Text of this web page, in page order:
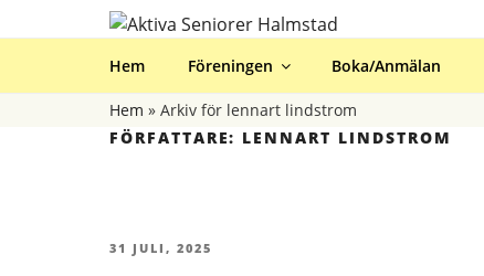
till
AKTIVA
Hem Föreningen Boka/Anmälan
Hem » Arkiv för lennart lindstrom
FÖRFATTARE: LENNART LINDSTROM
PUBLICERAT
31 JULI, 2025